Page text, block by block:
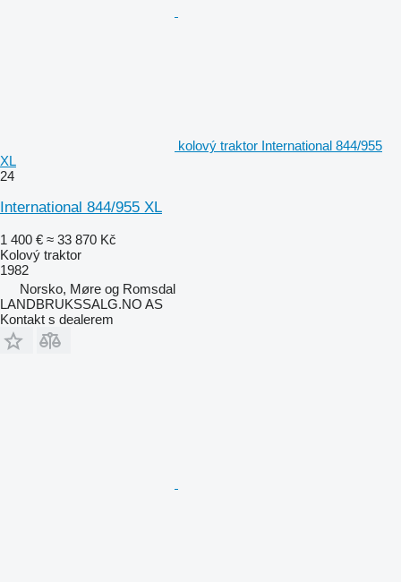
kolový traktor International 844/955
XL
24
International 844/955 XL
1 400 € ≈ 33 870 Kč
Kolový traktor
1982
Norsko, Møre og Romsdal
LANDBRUKSSALG.NO AS
Kontakt s dealerem